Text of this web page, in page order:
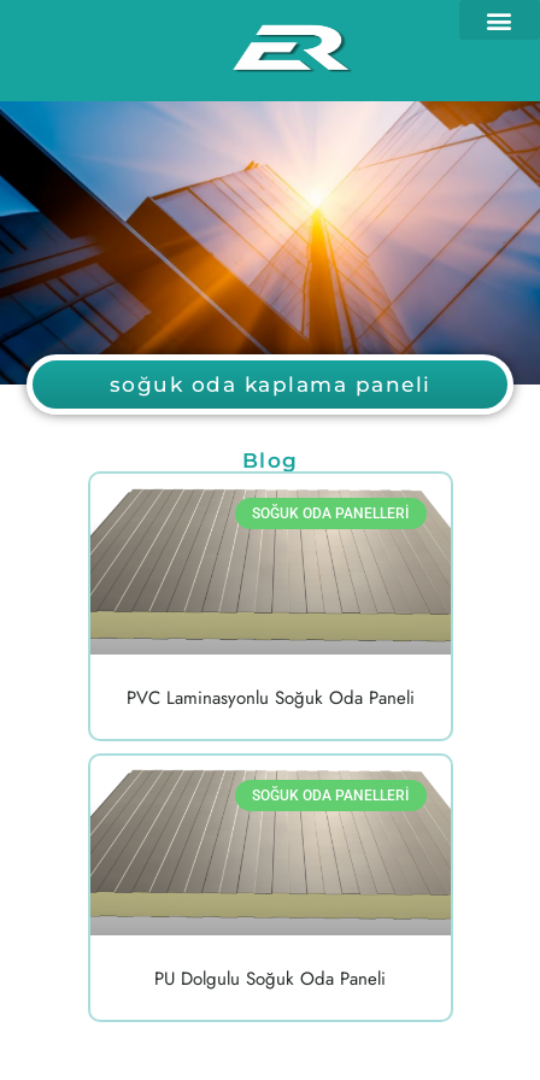
soğuk oda kaplama paneli
Blog
SOĞUK ODA PANELLERI
PVC Laminasyonlu Soğuk Oda Paneli
SOĞUK ODA PANELLERI
PU Dolgulu Soğuk Oda Paneli